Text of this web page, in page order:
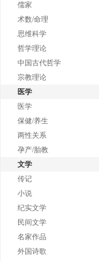
儒家
术数/命理
思维科学
哲学理论
中国古代哲学
宗教理论
医学
医学
保健/养生
两性关系
孕产/胎教
文学
传记
小说
纪实文学
民间文学
名家作品
外国诗歌